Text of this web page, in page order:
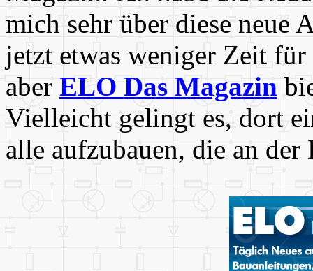
mich sehr über diese neue
jetzt etwas weniger Zeit für
aber ELO Das Magazin
Vielleicht gelingt es, dort
alle aufzubauen, die an